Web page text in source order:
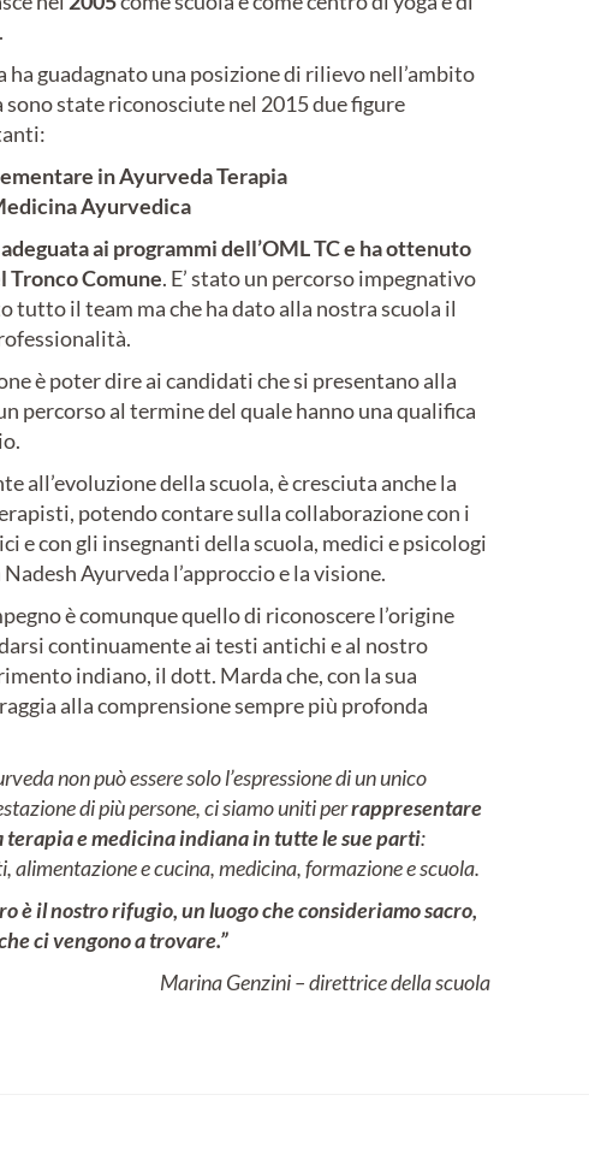
ha guadagnato una posizione di rilievo nell’ambito
state riconosciute nel 2015 due figure
in Ayurveda Terapia
Ayurvedica
ai programmi dell’OML TC e ha ottenuto
Tronco Comune. E’ stato un percorso impegnativo
tutto il team ma che ha dato alla nostra scuola il
è poter dire ai candidati che si presentano alla
percorso al termine del quale hanno una qualifica
all’evoluzione della scuola, è cresciuta anche la
potendo contare sulla collaborazione con i
e con gli insegnanti della scuola, medici e psicologi
Ayurveda l’approccio e la visione.
è comunque quello di riconoscere l’origine
continuamente ai testi antichi e al nostro
indiano, il dott. Marda che, con la sua
alla comprensione sempre più profonda
non può essere solo l’espressione di un unico
di più persone, ci siamo uniti perrappresentare
terapia e medicina indiana in tutte le sue parti:
alimentazione e cucina, medicina, formazione e scuola.
è il nostro rifugio, un luogo che consideriamo sacro,
ci vengono a trovare.”
Marina Genzini – direttrice della scuola